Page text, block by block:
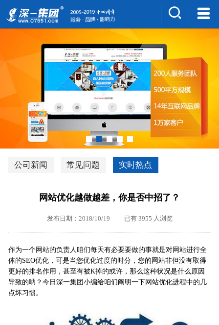
集团介绍
人才招聘
案例展示
新闻中心
深一风采
联系我们
深优通系统V3.0
深一集团优势
外地客户专栏
工单提交
公司新闻 常见问题 实时热点
网站优化越做越差，你是否中招了？
发布日期：2018/10/19 已有 3955 人浏览
作为一个网站的负责人咱们每天有必要要做的事就是对网站进行全
体的SEO优化，可是当您优化过度的时分，您的网站非但没有取得
更好的排名作用，甚至有被K掉的或许，那么这种状况是什么原因
导致的呐？今日深一集团小编给咱们阐明一下网站优化进程中的几
点坏习惯。